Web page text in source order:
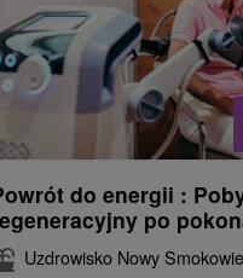
do energii :
po
Uzdrowisko Nowy